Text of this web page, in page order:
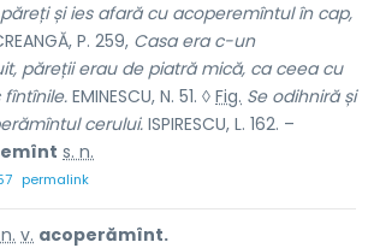
și ies afară cu acoperemîntul în cap,
P. 259, Casa era c-un
păreții erau de piatră mică, ca ceea cu
EMINESCU, N. 51. ◊ Fig. Se odihniră și
cerului. ISPIRESCU, L. 162. –
s. n.
permalink
v. acoperămînt.